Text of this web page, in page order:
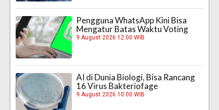
Pengguna WhatsApp Kini Bisa
Mengatur Batas Waktu Voting
9 August 2026 12:00 WIB
AI di Dunia Biologi, Bisa Rancang
16 Virus Bakteriofage
9 August 2026 10:00 WIB